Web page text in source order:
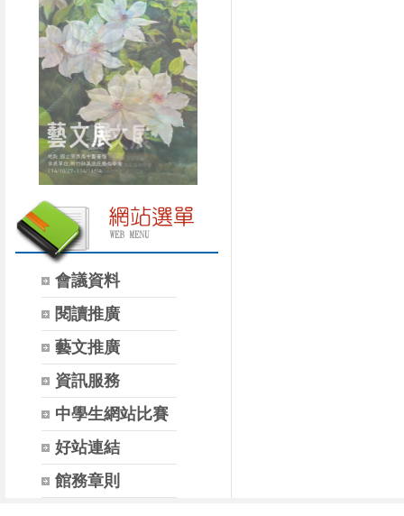
會議資料
閱讀推廣
藝文推廣
資訊服務
中學生網站比賽
好站連結
館務章則